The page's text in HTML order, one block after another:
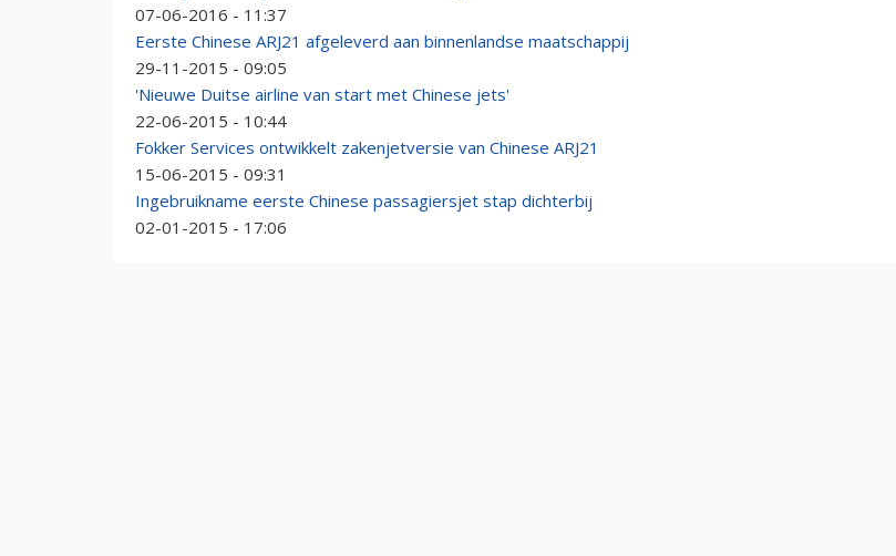
07-06-2016 - 11:37
Eerste Chinese ARJ21 afgeleverd aan binnenlandse maatschappij
29-11-2015 - 09:05
'Nieuwe Duitse airline van start met Chinese jets'
22-06-2015 - 10:44
Fokker Services ontwikkelt zakenjetversie van Chinese ARJ21
15-06-2015 - 09:31
Ingebruikname eerste Chinese passagiersjet stap dichterbij
02-01-2015 - 17:06